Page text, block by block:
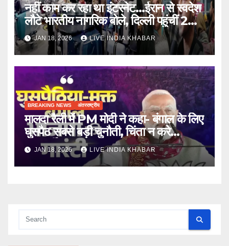
नहीं काम कर रहा था इंटरनेट…ईरान से स्वदेश
लौटे भारतीय नागरिक बोले, दिल्ली पहुंचीं 2
फ्लाइट्स
JAN 18, 2026 LIVE INDIA KHABAR
BREAKING NEWS अंतरराष्ट्रीय
मालदा रैली में PM मोदी ने कहा- बंगाल के लिए
घुसपैठ सबसे बड़ी चुनौती, चिंता न करे
शरणार्थी
JAN 18, 2026 LIVE INDIA KHABAR